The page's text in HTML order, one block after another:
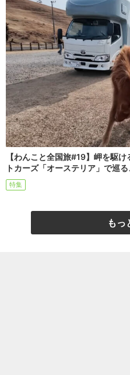
【わんこと全国旅#19】岬を駆
トカーズ「オーステリア」で巡
特集
もっ